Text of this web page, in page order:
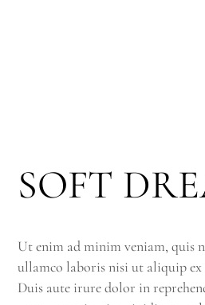
SOFT
Ut enim ad minim veniam, quis
ullamco laboris nisi ut aliquip ex
Duis aute irure dolor in